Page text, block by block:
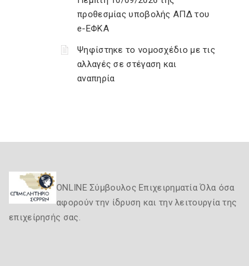
προθεσμίας υποβολής ΑΠΔ του
e-ΕΦΚΑ
Ψηφίστηκε το νομοσχέδιο με τις
αλλαγές σε στέγαση και
αναπηρία
ONLINE Σύμβουλος Επιχειρηματία Όλα όσα
αφορούν την ίδρυση και την λειτουργία της
επιχείρησής σας.